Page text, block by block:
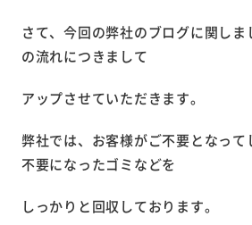
さて、今回の弊社のブログに関し
の流れにつきまして
アップさせていただきます。
弊社では、お客様がご不要となって
不要になったゴミなどを
しっかりと回収しております。